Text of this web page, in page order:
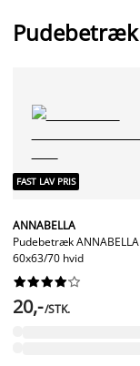
Pudebetræk
FAST LAV PRIS
ANNABELLA
Pudebetræk ANNABELLA
60x63/70 hvid






20,-/STK.